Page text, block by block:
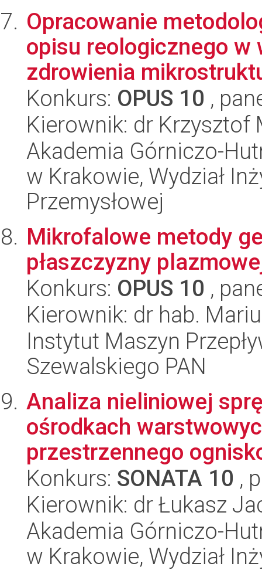
Opracowanie
opisu reologicznego w
zdrowienia
Konkurs: OPUS 10 ,
Kierownik: dr Krzysztof
Akademia Górniczo-
w Krakowie, Wydział
Przemysłowej
Mikrofalowe metody
płaszczyzny
Konkurs: OPUS 10 ,
Kierownik: dr hab.
Instytut Maszyn
Szewalskiego PAN
Analiza nieliniowej
ośrodkach
przestrzennego
Konkurs: SONATA 10 ,
Kierownik: dr Łukasz
Akademia Górniczo-
w Krakowie, Wydział